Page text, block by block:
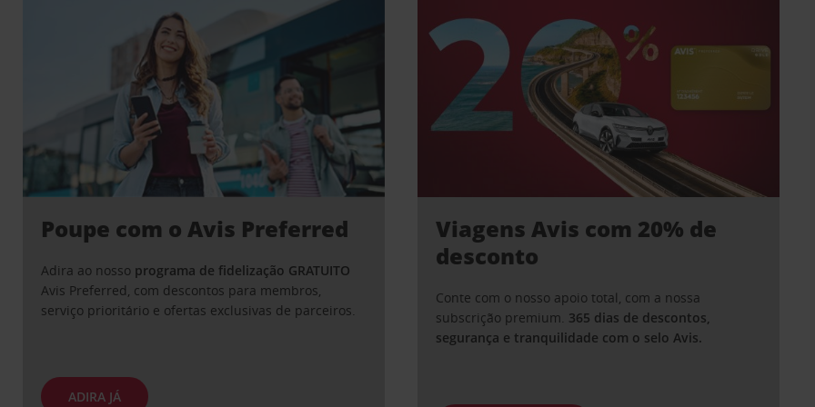
Poupe com o Avis Preferred
Adira ao nosso programa de fidelização GRATUITO
Avis Preferred, com descontos para membros,
serviço prioritário e ofertas exclusivas de parceiros.
ADIRA JÁ
Viagens Avis com 20% de
desconto
Conte com o nosso apoio total, com a nossa
subscrição premium. 365 dias de descontos,
segurança e tranquilidade com o selo Avis.